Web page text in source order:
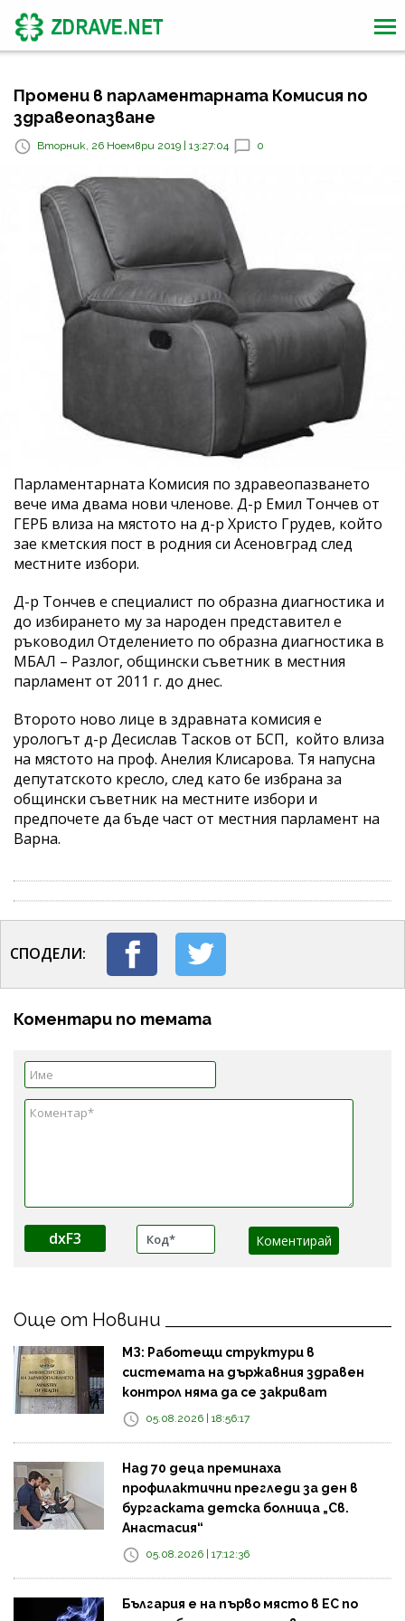
Промени в парламентарната Комисия по
здравеопазване
Вторник, 26 Ноември 2019 | 13:27:04 0
Парламентарната Комисия по здравеопазването
вече има двама нови членове. Д-р Емил Тончев от
ГЕРБ влиза на мястото на д-р Христо Грудев, който
зае кметския пост в родния си Асеновград след
местните избори.
Д-р Тончев е специалист по образна диагностика и
до избирането му за народен представител е
ръководил Отделението по образна диагностика в
МБАЛ – Разлог, общински съветник в местния
парламент от 2011 г. до днес.
Второто ново лице в здравната комисия е
урологът д-р Десислав Тасков от БСП, който влиза
на мястото на проф. Анелия Клисарова. Тя напусна
депутатското кресло, след като бе избрана за
общински съветник на местните избори и
предпочете да бъде част от местния парламент на
Варна.
СПОДЕЛИ:
Коментари по темата
dxF3
Още от Новини
МЗ: Работещи структури в
системата на държавния здравен
контрол няма да се закриват
05.08.2026 | 18:56:17
Над 70 деца преминаха
профилактични прегледи за ден в
бургаската детска болница „Св.
Анастасия“
05.08.2026 | 17:12:36
България е на първо място в ЕС по